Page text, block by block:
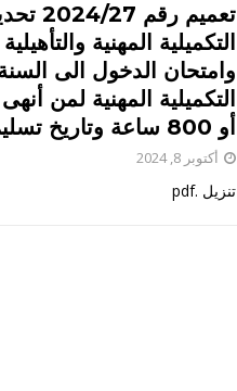
التكميلية المهنية
وامتحان الدخول الى
أو 800 ساعة وتاريخ تسليم النتائج
أكتوبر 8, 2024
تنزيل .pdf